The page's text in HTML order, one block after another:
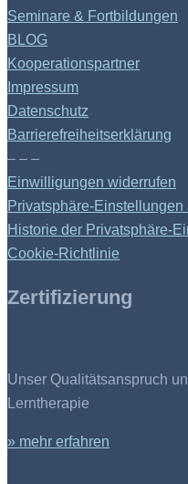
Seminare & Fortbildungen
BLOG
Kooperationspartner
Impressum
Datenschutz
Barrierefreiheitserklärung
– – –
Einwilligungen widerrufen
Privatsphäre-Einstellungen
Historie der Privatsphäre-
Cookie-Richtlinie
Zertifizierung
Unser Qualitätsanspruch
Lerntherapie
» mehr erfahren